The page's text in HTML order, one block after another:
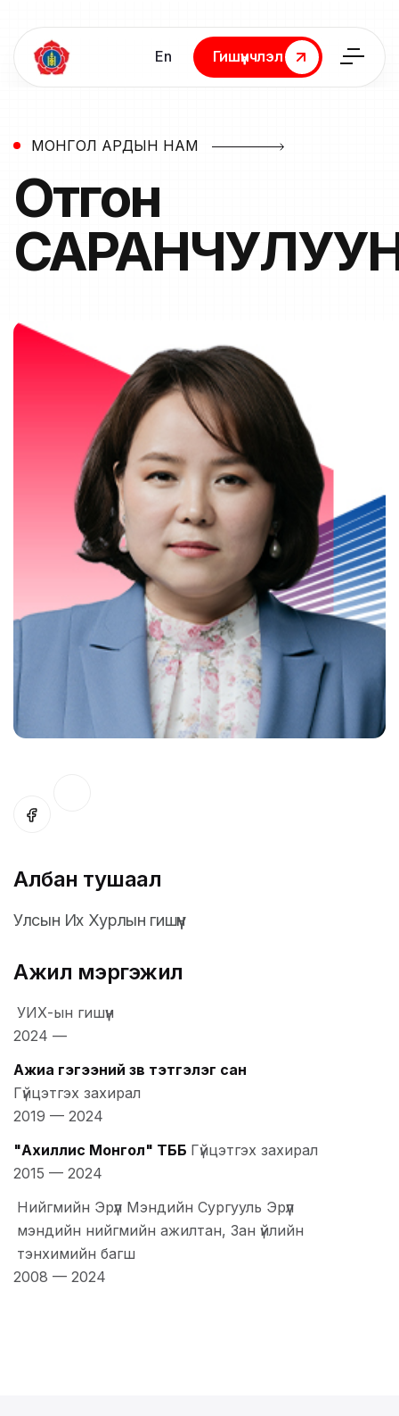
En
Гишүүнчлэл
Гишүүнчлэл
МОНГОЛ АРДЫН НАМ
Отгон
Албан тушаал
Улсын Их Хурлын гишүүн
Ажил мэргэжил
УИХ-ын гишүүн
2024 —
Ажиа гэгээний зөв тэтгэлэг сан
Гүйцэтгэх захирал
2019 — 2024
"Ахиллис Монгол" ТББ Гүйцэтгэх захирал
2015 — 2024
Нийгмийн Эрүүл Мэндийн Сургууль Эрүүл
мэндийн нийгмийн ажилтан, Зан үйлийн
тэнхимийн багш
2008 — 2024